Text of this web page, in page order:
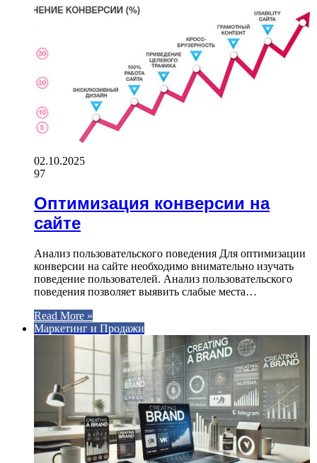
02.10.2025
97
Оптимизация конверсии на
сайте
Анализ пользовательского поведения Для оптимизации
конверсии на сайте необходимо внимательно изучать
поведение пользователей. Анализ пользовательского
поведения позволяет выявить слабые места…
Read More »
Маркетинг и Продажи